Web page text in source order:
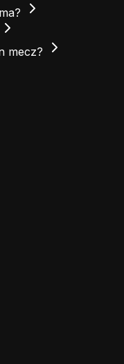
mecz?